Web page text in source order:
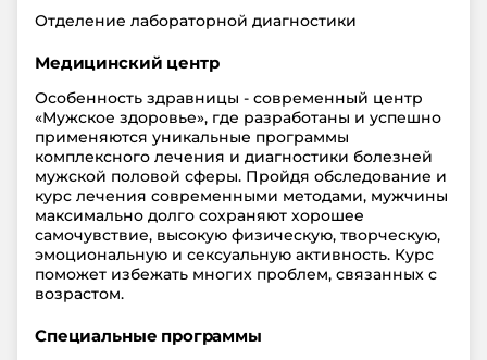
Отделение лабораторной диагностики
Медицинский центр
Особенность здравницы - современный центр
«Мужское здоровье», где разработаны и успешно
применяются уникальные программы
комплексного лечения и диагностики болезней
мужской половой сферы. Пройдя обследование и
курс лечения современными методами, мужчины
максимально долго сохраняют хорошее
самочувствие, высокую физическую, творческую,
эмоциональную и сексуальную активность. Курс
поможет избежать многих проблем, связанных с
возрастом.
Специальные программы